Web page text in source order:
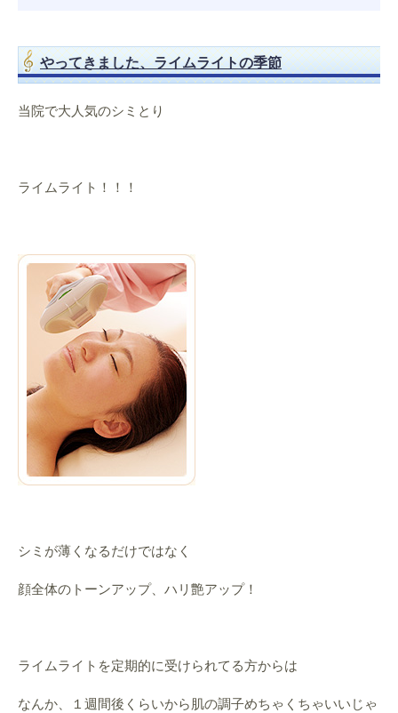
やってきました、ライムライトの季節
当院で大人気のシミとり
ライムライト！！！
シミが薄くなるだけではなく
顔全体のトーンアップ、ハリ艶アップ！
ライムライトを定期的に受けられてる方からは
なんか、１週間後くらいから肌の調子めちゃくちゃいいじゃ